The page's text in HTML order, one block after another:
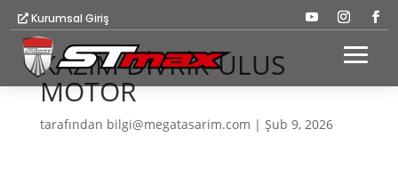
Kurumsal Giriş
KAZIM DİVRİK-ULUS
MOTOR
tarafından bilgi@megatasarim.com | Şub 9, 2026